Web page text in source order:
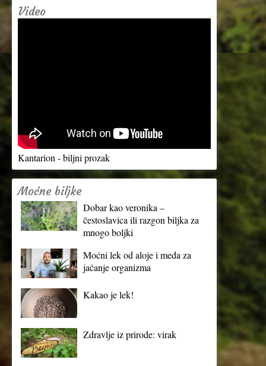
Video
Kantarion - biljni prozak
Moćne biljke
Dobar kao veronika –
čestoslavica ili razgon biljka za
mnogo boljki
Moćni lek od aloje i meda za
jačanje organizma
Kakao je lek!
Zdravlje iz prirode: virak